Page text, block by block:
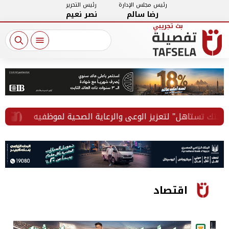
رئيس مجلس الإدارة
رضا سالم
رئيس التحرير
نصر نعيم
رائد لتعزيز الوعي والرعاية الصحية لموظفيه
اقتصاد